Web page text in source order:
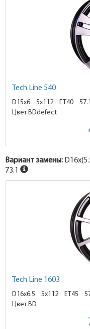
Tech Line 540
D15x6 5x112 ET40
57.1
Цвет BDdefect
Вариант замены: D16x
73.1
Tech Line 1603
D16x6.5 5x112 ET45
Цвет BD